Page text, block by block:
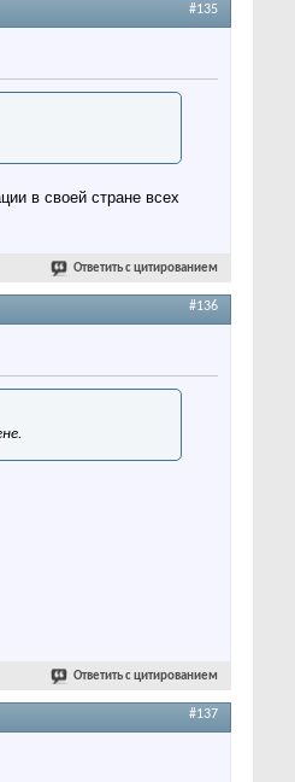
#135
в своей стране всех
Ответить с цитированием
#136
Ответить с цитированием
#137